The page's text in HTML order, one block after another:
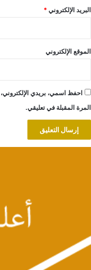
البريد الإلكتروني*
الموقع الإلكتروني
احفظ اسمي، بريدي
المرة المقبلة في تعليقي.